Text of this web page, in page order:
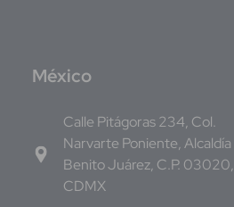
México
Calle Pitágoras 234, Col.
Narvarte Poniente, Alcaldía
Benito Juárez, C.P. 03020,
CDMX